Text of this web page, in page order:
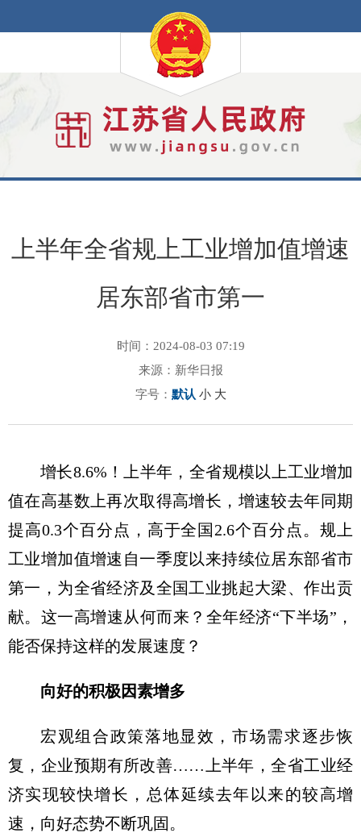
上半年全省规上工业增加值增速
居东部省市第一
时间：2024-08-03 07:19
来源：新华日报
字号： 默认 小 大
增长8.6%！上半年，全省规模以上工业增加
值在高基数上再次取得高增长，增速较去年同期
提高0.3个百分点，高于全国2.6个百分点。规上
工业增加值增速自一季度以来持续位居东部省市
第一，为全省经济及全国工业挑起大梁、作出贡
献。这一高增速从何而来？全年经济“下半场”，
能否保持这样的发展速度？
向好的积极因素增多
宏观组合政策落地显效，市场需求逐步恢
复，企业预期有所改善……上半年，全省工业经
济实现较快增长，总体延续去年以来的较高增
速，向好态势不断巩固。